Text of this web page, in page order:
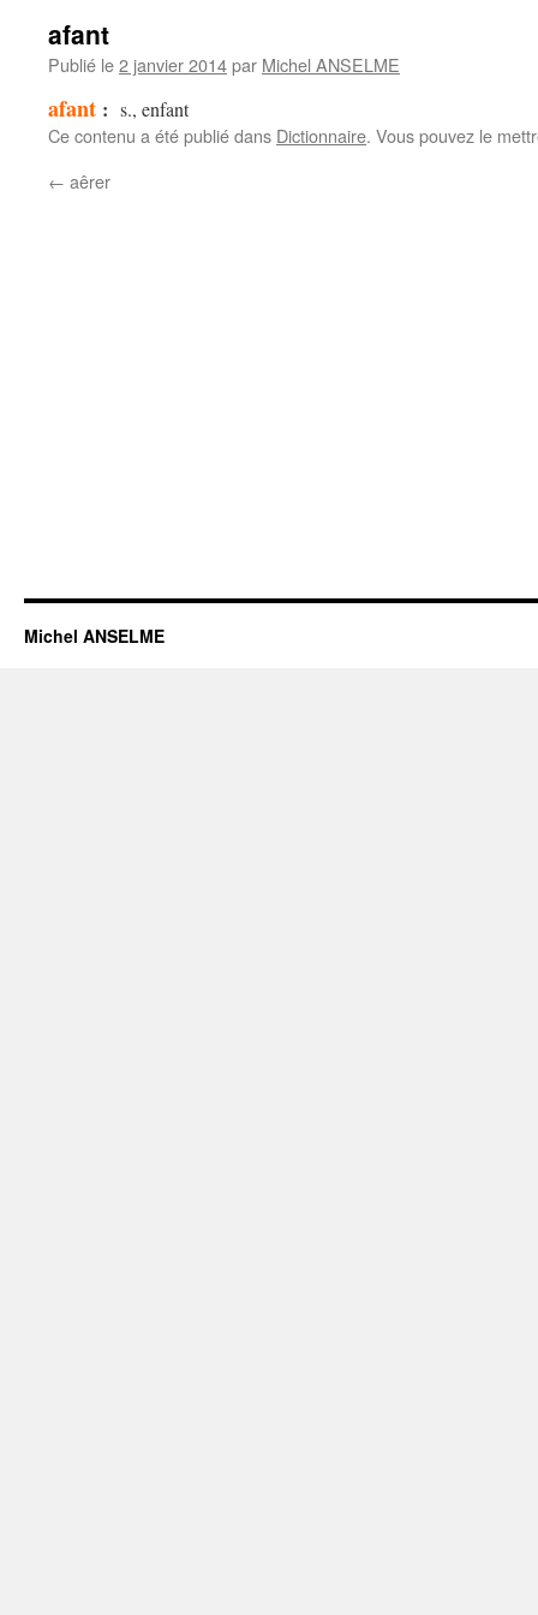
afant
Publié le2 janvier 2014par Michel ANSELME
afant : s., enfant
Ce contenu a été publié dans Dictionnaire. Vous pouvez le
← aêrer
Michel ANSELME